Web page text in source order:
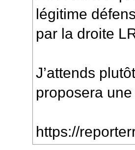
légitime
par la droite
J’attends
proposera
https://